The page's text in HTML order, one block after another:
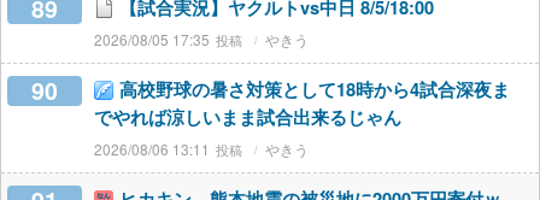
89 【試合実況】ヤクルトvs中日 8/5/18:00
2026/08/05 17:35 やきう
90
高校野球の暑さ対策として18時から4試合深夜ま
でやれば涼しいまま試合出来るじゃん
2026/08/06 13:11 やきう